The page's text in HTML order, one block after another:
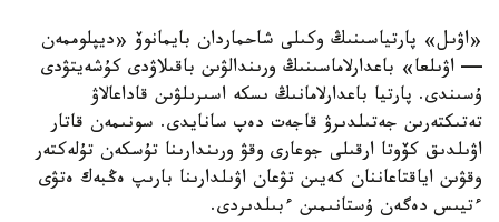
«اۋىل» پارتياسىنىڭ وكىلى شاحماردان بايمانوۆ «ديپلوممەن
— اۋىلعا» باعدارلاماسىنىڭ ورىندالۋىن باقىلاۋدى كۇشەيتۋدى
ۇسىندى. پارتيا باعدارلامانىڭ ىسكە اسىرىلۋىن قاداعالاۋ
تەتىكتەرىن جەتىلدىرۋ قاجەت دەپ سانايدى. سونىمەن قاتار
اۋىلدىق كۆوتا ارقىلى جوعارى وقۋ ورىندارىنا تۇسكەن تۇلەكتەر
وقۋىن اياقتاعاننان كەيىن تۋعان اۋىلدارىنا بارىپ ەڭبەك ەتۋى
ءتيىس دەگەن ۇستانىمىن ءبىلدىردى.